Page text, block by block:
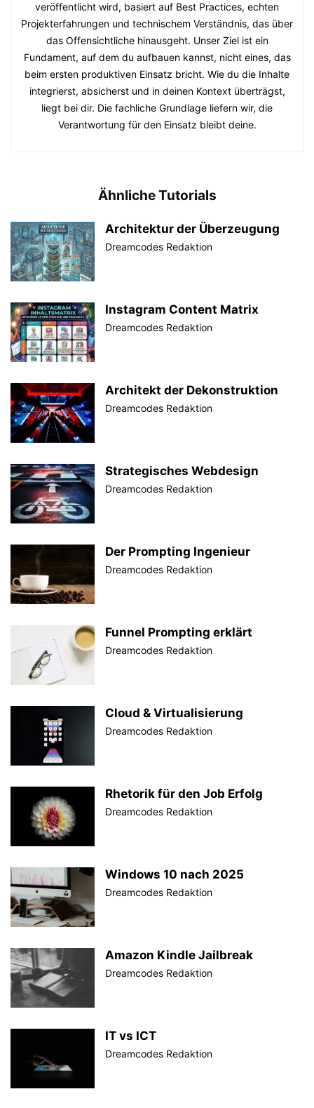
veröffentlicht wird, basiert auf Best Practices, echten
Projekterfahrungen und technischem Verständnis, das über
das Offensichtliche hinausgeht. Unser Ziel ist ein
Fundament, auf dem du aufbauen kannst, nicht eines, das
beim ersten produktiven Einsatz bricht. Wie du die Inhalte
integrierst, absicherst und in deinen Kontext überträgst,
liegt bei dir. Die fachliche Grundlage liefern wir, die
Verantwortung für den Einsatz bleibt deine.
Ähnliche Tutorials
Architektur der Überzeugung
Dreamcodes Redaktion
Instagram Content Matrix
Dreamcodes Redaktion
Architekt der Dekonstruktion
Dreamcodes Redaktion
Strategisches Webdesign
Dreamcodes Redaktion
Der Prompting Ingenieur
Dreamcodes Redaktion
Funnel Prompting erklärt
Dreamcodes Redaktion
Cloud & Virtualisierung
Dreamcodes Redaktion
Rhetorik für den Job Erfolg
Dreamcodes Redaktion
Windows 10 nach 2025
Dreamcodes Redaktion
Amazon Kindle Jailbreak
Dreamcodes Redaktion
IT vs ICT
Dreamcodes Redaktion